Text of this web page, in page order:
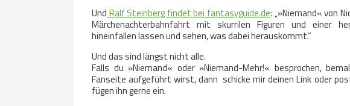
Und Ralf Steinberg findet bei fantasyguide.de: „»Niemand« von
Märchenachterbahnfahrt mit skurrilen Figuren und einer
hineinfallen lassen und sehen, was dabei herauskommt.“
Und das sind längst nicht alle.
Falls du »Niemand« oder »Niemand-Mehr!« besprochen,
Fanseite aufgeführt wirst, dann schicke mir deinen Link oder
fügen ihn gerne ein.